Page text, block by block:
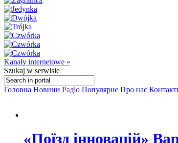
Kanały internetowe »
Szukaj w serwisie
Головна Новини Радіо Популярне Про нас
«Поїзд інновацій»